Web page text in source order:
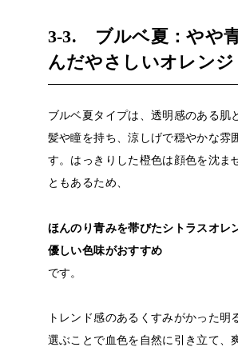
3-3. ブルベ夏：やや
んだやさしいオレンジ
ブルベ夏タイプは、透明感のある肌
髪や瞳を持ち、涼しげで穏やかな雰
す。はっきりした橙色は顔色を沈ま
ともあるため、
ほんのり青みを帯びたシトラスオレ
優しい色味がおすすめ
です。
トレンド感のあるくすみがかった明
選ぶことで血色を自然に引き立て、